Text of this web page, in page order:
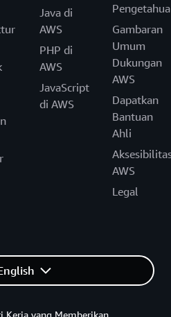
Java di
AWS
PHP di
AWS
JavaScript
di AWS
Gambaran
Umum
Dukungan
AWS
Dapatkan
Bantuan
Ahli
AWS
Legal